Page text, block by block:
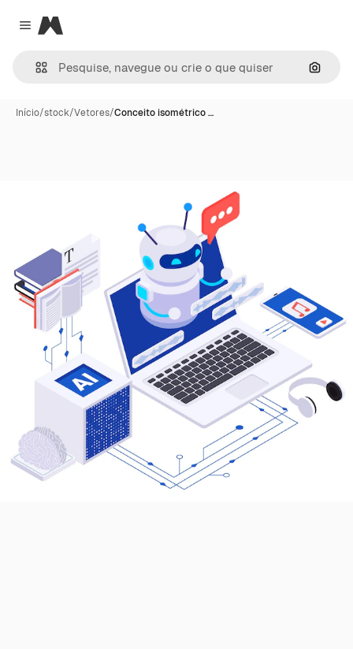
Close menu
Magnific
Início/stock/Vetores/Conceito isométrico …